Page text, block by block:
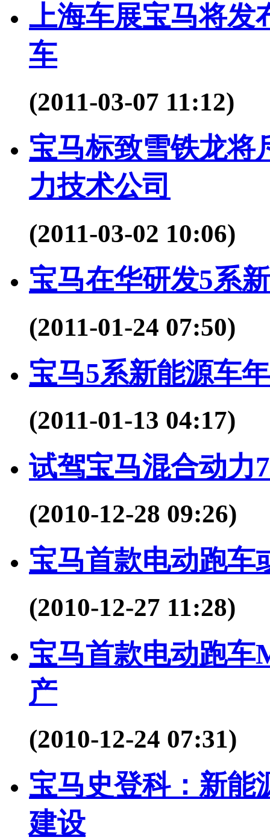
上海车展宝马将发
车
(2011-03-07 11:12)
宝马标致雪铁龙将
力技术公司
(2011-03-02 10:06)
宝马在华研发5系
(2011-01-24 07:50)
宝马5系新能源车
(2011-01-13 04:17)
试驾宝马混合动力
(2010-12-28 09:26)
宝马首款电动跑车
(2010-12-27 11:28)
宝马首款电动跑车
产
(2010-12-24 07:31)
宝马史登科：新能
建设